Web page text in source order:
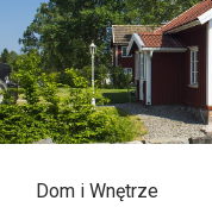
Dom i Wnętrze